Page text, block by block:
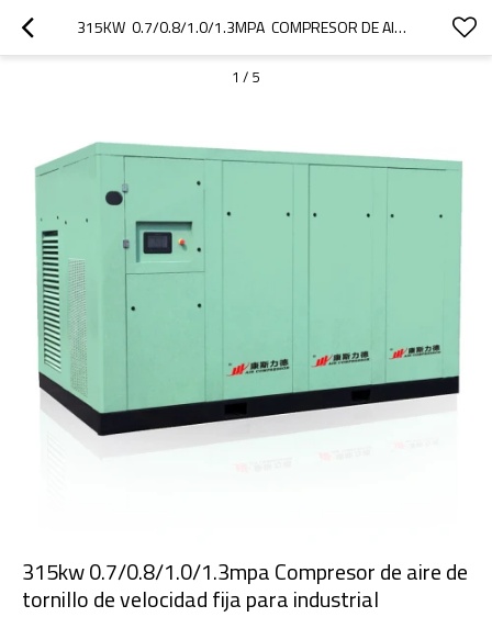
315KW  0.7/0.8/1.0/1.3MPA  COMPRESOR DE AIRE DE TORNILLO DE VELOCIDAD FIJA PARA INDUSTRIAL
1 / 5
315kw 0.7/0.8/1.0/1.3mpa Compresor de aire de
tornillo de velocidad fija para industrial